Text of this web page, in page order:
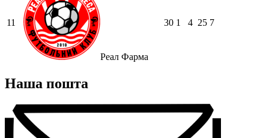
11
Реал Фарма
30 1 4 25 7
Наша пошта